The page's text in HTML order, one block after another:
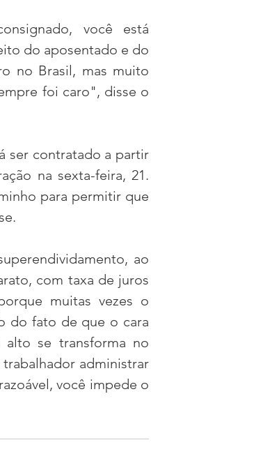
você está
do aposentado e do
no Brasil, mas muito
foi caro", disse o
ser contratado a partir
na sexta-feira, 21.
para permitir que
ao
com taxa de juros
muitas vezes o
do fato de que o cara
se transforma no
administrar
você impede o